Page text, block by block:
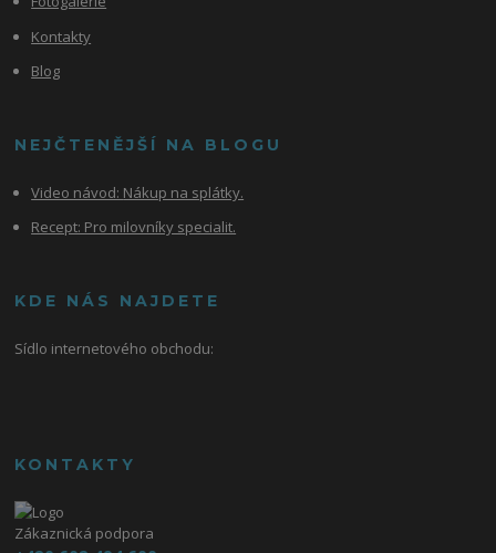
Kontakty
Blog
NEJČTENĚJŠÍ NA BLOGU
Video návod: Nákup na splátky.
Recept: Pro milovníky specialit.
KDE NÁS NAJDETE
Sídlo internetového obchodu:
KONTAKTY
Zákaznická podpora